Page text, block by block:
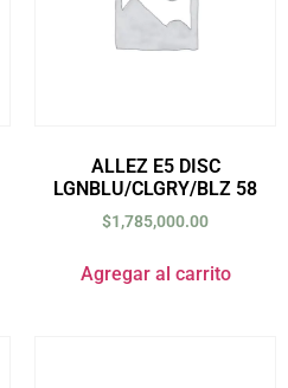
ALLEZ E5 DISC
LGNBLU/CLGRY/BLZ 58
$1,785,000.00
Agregar al carrito